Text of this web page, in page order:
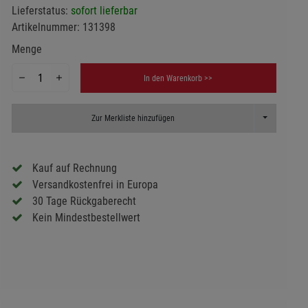
Lieferstatus: sofort lieferbar
Artikelnummer: 131398
Menge
In den Warenkorb >>
Zur Merkliste hinzufügen Toggle
Kauf auf Rechnung
Versandkostenfrei in Europa
30 Tage Rückgaberecht
Kein Mindestbestellwert